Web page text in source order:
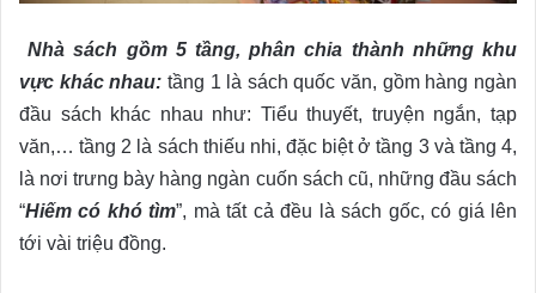
Nhà sách gồm 5 tầng, phân chia thành những khu
vực khác nhau: tầng 1 là sách quốc văn, gồm hàng ngàn
đầu sách khác nhau như: Tiểu thuyết, truyện ngắn, tạp
văn,… tầng 2 là sách thiếu nhi, đặc biệt ở tầng 3 và tầng 4,
là nơi trưng bày hàng ngàn cuốn sách cũ, những đầu sách
“Hiếm có khó tìm”, mà tất cả đều là sách gốc, có giá lên
tới vài triệu đồng.